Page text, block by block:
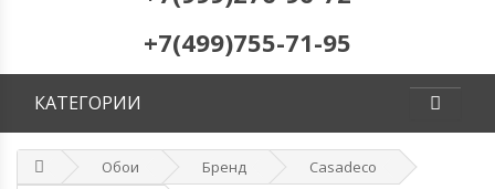
+7(499)755-71-95
КАТЕГОРИИ
Обои Бренд
Casadeco